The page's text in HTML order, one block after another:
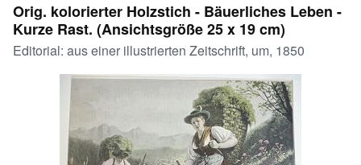
Consultar mis pedidos
Búsqueda avanzada
Colecciones
Arte y coleccionismo
Vendedores
Orig. kolorierter Holzstich - Bäuerliches Leben -
Kurze Rast. (Ansichtsgröße 25 x 19 cm)
Editorial: aus einer illustrierten Zeitschrift, um, 1850